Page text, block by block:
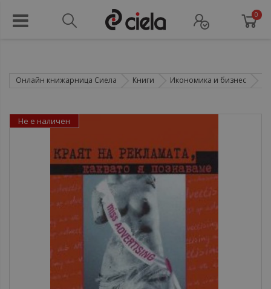
0
Онлайн книжарница Сиела Книги Икономика и бизнес
Не е наличен